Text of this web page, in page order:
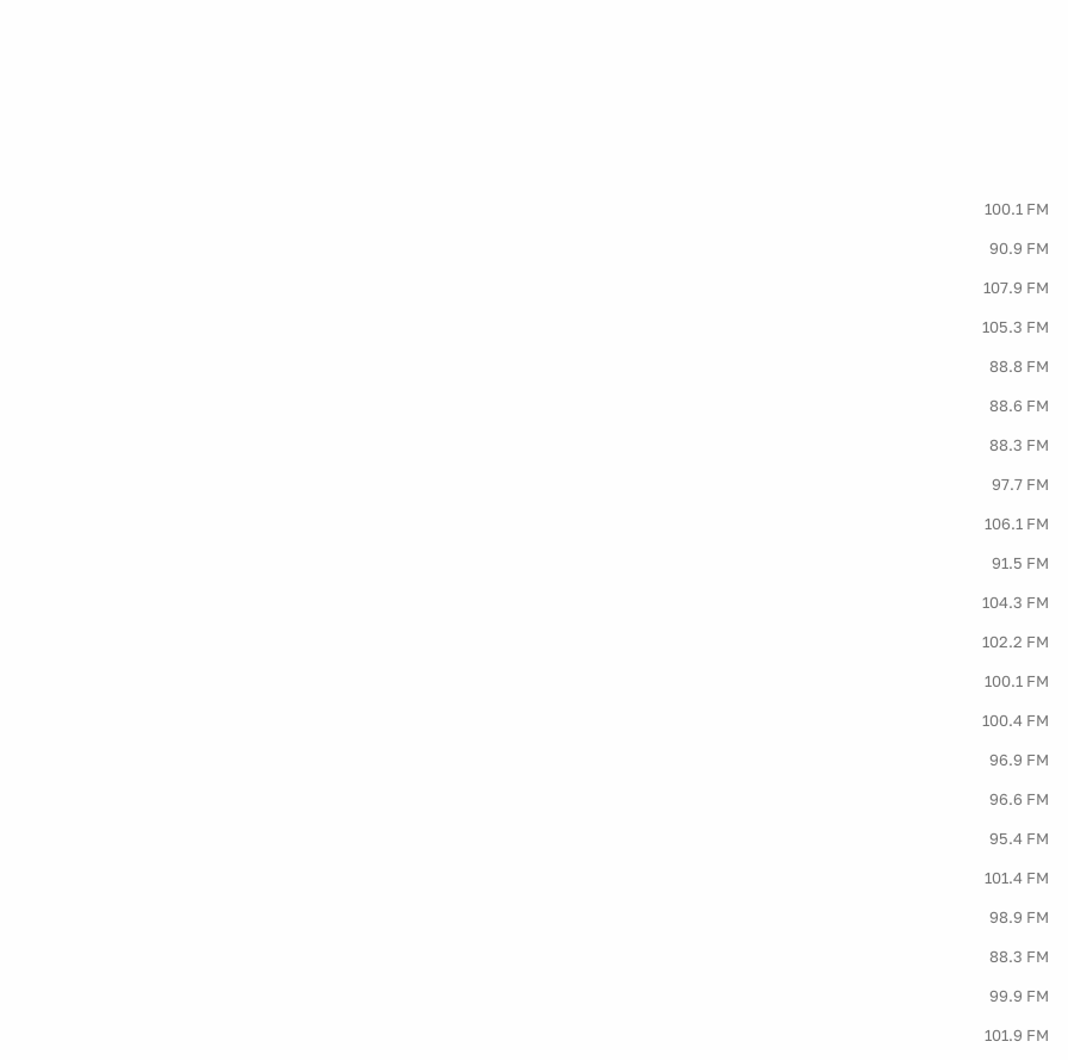
100.1 FM
90.9 FM
107.9 FM
105.3 FM
88.8 FM
88.6 FM
88.3 FM
97.7 FM
106.1 FM
91.5 FM
104.3 FM
102.2 FM
100.1 FM
100.4 FM
96.9 FM
96.6 FM
95.4 FM
101.4 FM
98.9 FM
88.3 FM
99.9 FM
101.9 FM